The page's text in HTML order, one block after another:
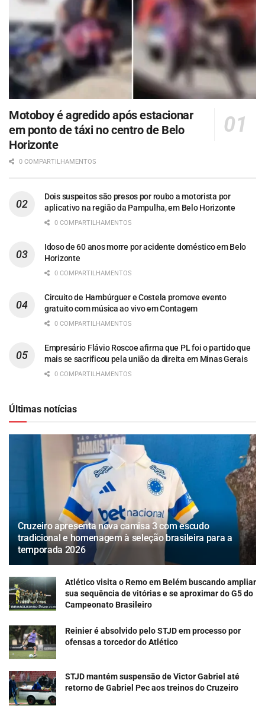
Motoboy é agredido após estacionar
em ponto de táxi no centro de Belo
Horizonte
0 COMPARTILHAMENTOS
Dois suspeitos são presos por roubo a motorista por
aplicativo na região da Pampulha, em Belo Horizonte
0 COMPARTILHAMENTOS
Idoso de 60 anos morre por acidente doméstico em Belo
Horizonte
0 COMPARTILHAMENTOS
Circuito de Hambúrguer e Costela promove evento
gratuito com música ao vivo em Contagem
0 COMPARTILHAMENTOS
Empresário Flávio Roscoe afirma que PL foi o partido que
mais se sacrificou pela união da direita em Minas Gerais
0 COMPARTILHAMENTOS
Últimas notícias
Cruzeiro apresenta nova camisa 3 com escudo
tradicional e homenagem à seleção brasileira para a
temporada 2026
Atlético visita o Remo em Belém buscando ampliar
sua sequência de vitórias e se aproximar do G5 do
Campeonato Brasileiro
Reinier é absolvido pelo STJD em processo por
ofensas a torcedor do Atlético
STJD mantém suspensão de Victor Gabriel até
retorno de Gabriel Pec aos treinos do Cruzeiro